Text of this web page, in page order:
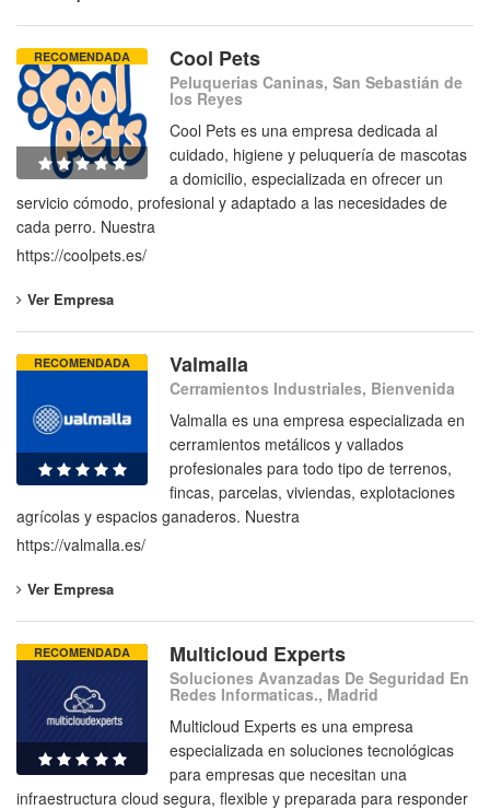
RECOMENDADA Cool Pets
Peluquerias Caninas, San Sebastián de
los Reyes
Cool Pets es una empresa dedicada al
cuidado, higiene y peluquería de mascotas
a domicilio, especializada en ofrecer un
servicio cómodo, profesional y adaptado a las necesidades de
cada perro. Nuestra
https://coolpets.es/
Ver Empresa
RECOMENDADA Valmalla
Cerramientos Industriales, Bienvenida
Valmalla es una empresa especializada en
cerramientos metálicos y vallados
profesionales para todo tipo de terrenos,
fincas, parcelas, viviendas, explotaciones
agrícolas y espacios ganaderos. Nuestra
https://valmalla.es/
Ver Empresa
RECOMENDADA Multicloud Experts
Soluciones Avanzadas De Seguridad En
Redes Informaticas., Madrid
Multicloud Experts es una empresa
especializada en soluciones tecnológicas
para empresas que necesitan una
infraestructura cloud segura, flexible y preparada para responder